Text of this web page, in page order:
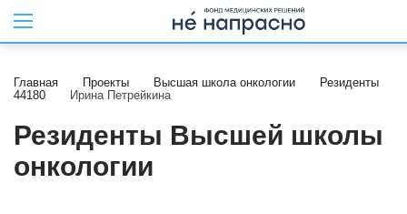
Главная Проекты Высшая школа онкологии
Резиденты
44180
Ирина Петрейкина
Резиденты Высшей школы
онкологии